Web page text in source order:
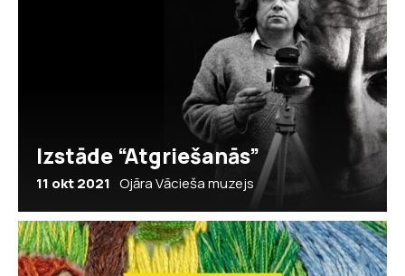
Izstāde “Atgriešanās”
11 okt 2021 Ojāra Vācieša muzejs